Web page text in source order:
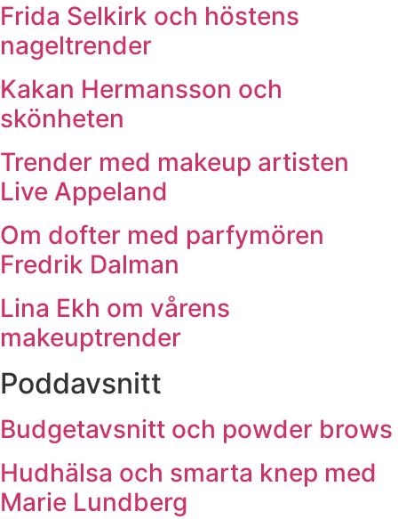
Frida Selkirk och höstens
nageltrender
Kakan Hermansson och
skönheten
Trender med makeup artisten
Live Appeland
Om dofter med parfymören
Fredrik Dalman
Lina Ekh om vårens
makeuptrender
Poddavsnitt
Budgetavsnitt och powder brows
Hudhälsa och smarta knep med
Marie Lundberg